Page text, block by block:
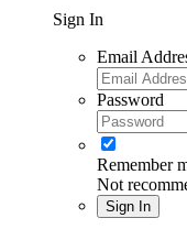
Sign In
Email
Password
Remember
Not
Sign In